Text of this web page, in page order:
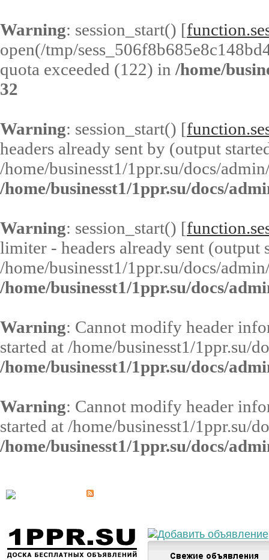
Warning: session_start() [
open(/tmp/
quota exceeded (122) in /home/
32
Warning: session_start() [
headers already sent by (output
/home/businesst1/1ppr.su/docs/
/home/businesst1/1ppr.su/docs/
Warning: session_start() [
limiter - headers already sent (output
/home/businesst1/1ppr.su/docs/
/home/businesst1/1ppr.su/docs/
Warning: Cannot modify header
started at /home/businesst1/1ppr.su/
/home/businesst1/1ppr.su/docs/
Warning: Cannot modify header
started at /home/businesst1/1ppr.su/
/home/businesst1/1ppr.su/docs/